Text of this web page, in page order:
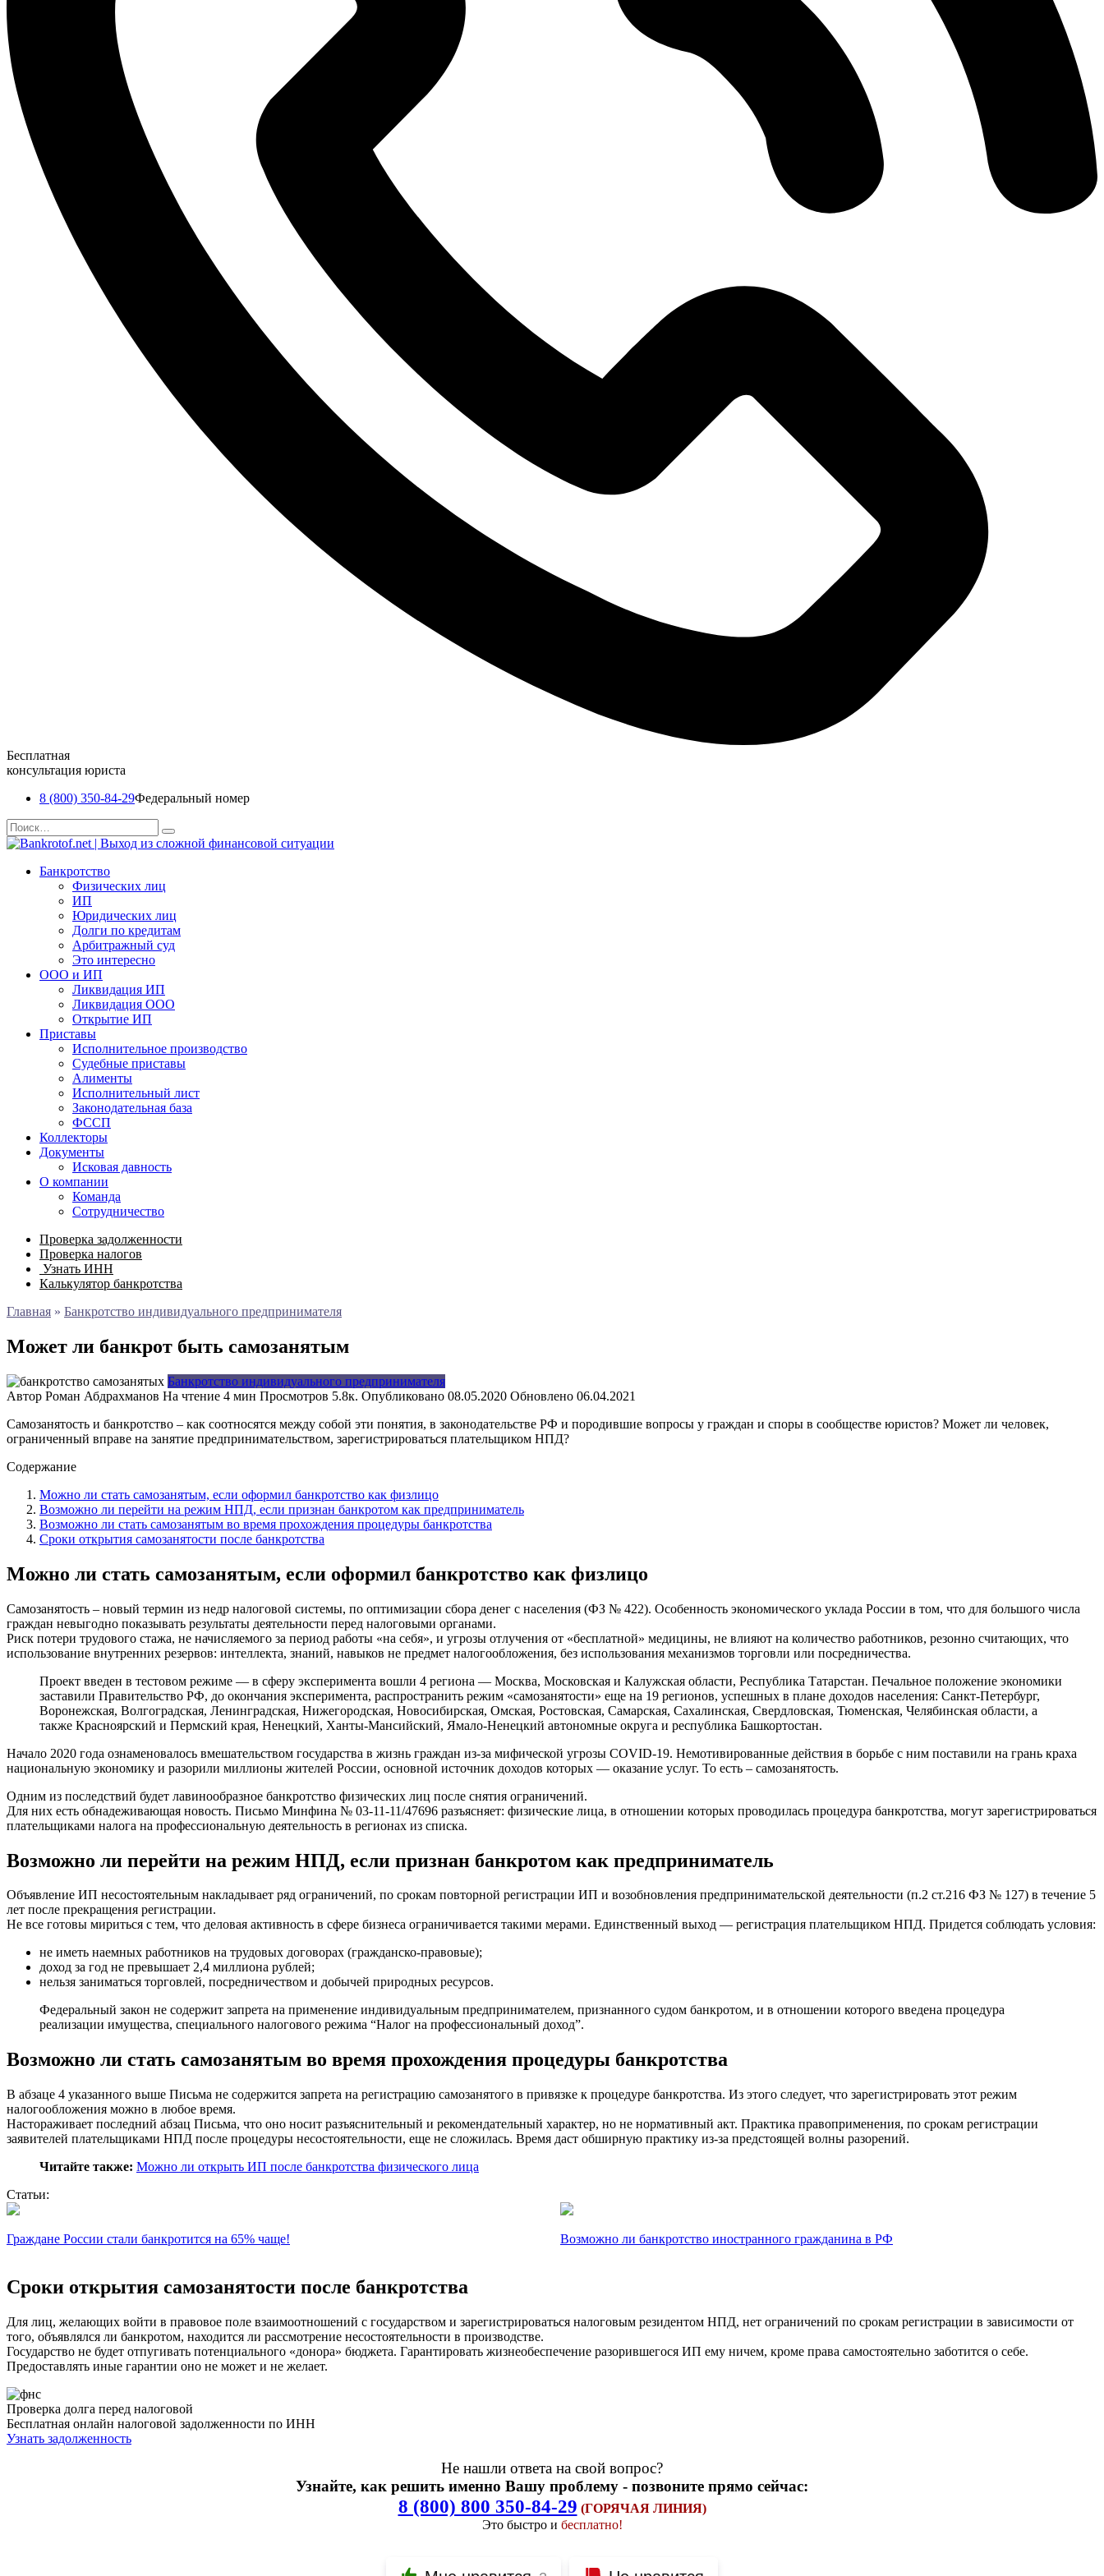
Бесплатная
консультация юриста
8 (800) 350-84-29Федеральный номер
Перейти
к
Search
for:
Банкротство
Физических лиц
ИП
Юридических лиц
Долги по кредитам
Арбитражный суд
Это интересно
ООО и ИП
Ликвидация ИП
Ликвидация ООО
Открытие ИП
Приставы
Исполнительное производство
Судебные приставы
Алименты
Исполнительный лист
Законодательная база
ФССП
Коллекторы
Документы
Исковая давность
О компании
Команда
Сотрудничество
Проверка задолженности
Проверка налогов
Узнать ИНН
Калькулятор банкротства
Главная » Банкротство индивидуального предпринимателя
Может ли банкрот быть самозанятым
Банкротство индивидуального предпринимателя
Автор Роман Абдрахманов На чтение 4 мин Просмотров 5.8к. Опубликовано 08.05.2020 Обновлено 06.04.2021
Самозанятость и банкротство – как соотносятся между собой эти понятия, в законодательстве РФ и породившие вопросы у граждан и споры в сообществе юристов? Может ли человек,
ограниченный вправе на занятие предпринимательством, зарегистрироваться плательщиком НПД?
Содержание
Можно ли стать самозанятым, если оформил банкротство как физлицо
Возможно ли перейти на режим НПД, если признан банкротом как предприниматель
Возможно ли стать самозанятым во время прохождения процедуры банкротства
Сроки открытия самозанятости после банкротства
Можно ли стать самозанятым, если оформил банкротство как физлицо
Самозанятость – новый термин из недр налоговой системы, по оптимизации сбора денег с населения (ФЗ № 422). Особенность экономического уклада России в том, что для большого числа
граждан невыгодно показывать результаты деятельности перед налоговыми органами.
Риск потери трудового стажа, не начисляемого за период работы «на себя», и угрозы отлучения от «бесплатной» медицины, не влияют на количество работников, резонно считающих, что
использование внутренних резервов: интеллекта, знаний, навыков не предмет налогообложения, без использования механизмов торговли или посредничества.
Проект введен в тестовом режиме — в сферу эксперимента вошли 4 региона — Москва, Московская и Калужская области, Республика Татарстан. Печальное положение экономики
заставили Правительство РФ, до окончания эксперимента, распространить режим «самозанятости» еще на 19 регионов, успешных в плане доходов населения: Санкт-Петербург,
Воронежская, Волгоградская, Ленинградская, Нижегородская, Новосибирская, Омская, Ростовская, Самарская, Сахалинская, Свердловская, Тюменская, Челябинская области, а
также Красноярский и Пермский края, Ненецкий, Ханты-Мансийский, Ямало-Ненецкий автономные округа и республика Башкортостан.
Начало 2020 года ознаменовалось вмешательством государства в жизнь граждан из-за мифической угрозы COVID-19. Немотивированные действия в борьбе с ним поставили на грань краха
национальную экономику и разорили миллионы жителей России, основной источник доходов которых — оказание услуг. То есть – самозанятость.
Одним из последствий будет лавинообразное банкротство физических лиц после снятия ограничений.
Для них есть обнадеживающая новость. Письмо Минфина № 03-11-11/47696 разъясняет: физические лица, в отношении которых проводилась процедура банкротства, могут зарегистрироваться
плательщиками налога на профессиональную деятельность в регионах из списка.
Возможно ли перейти на режим НПД, если признан банкротом как предприниматель
Объявление ИП несостоятельным накладывает ряд ограничений, по срокам повторной регистрации ИП и возобновления предпринимательской деятельности (п.2 ст.216 ФЗ № 127) в течение 5
лет после прекращения регистрации.
Не все готовы мириться с тем, что деловая активность в сфере бизнеса ограничивается такими мерами. Единственный выход — регистрация плательщиком НПД. Придется соблюдать условия:
не иметь наемных работников на трудовых договорах (гражданско-правовые);
доход за год не превышает 2,4 миллиона рублей;
нельзя заниматься торговлей, посредничеством и добычей природных ресурсов.
Федеральный закон не содержит запрета на применение индивидуальным предпринимателем, признанного судом банкротом, и в отношении которого введена процедура
реализации имущества, специального налогового режима “Налог на профессиональный доход”.
Возможно ли стать самозанятым во время прохождения процедуры банкротства
В абзаце 4 указанного выше Письма не содержится запрета на регистрацию самозанятого в привязке к процедуре банкротства. Из этого следует, что зарегистрировать этот режим
налогообложения можно в любое время.
Настораживает последний абзац Письма, что оно носит разъяснительный и рекомендательный характер, но не нормативный акт. Практика правоприменения, по срокам регистрации
заявителей плательщиками НПД после процедуры несостоятельности, еще не сложилась. Время даст обширную практику из-за предстоящей волны разорений.
Читайте также: Можно ли открыть ИП после банкротства физического лица
Статьи:
Граждане России стали банкротится на 65% чаще! Возможно ли банкротство иностранного гражданина в РФ
Сроки открытия самозанятости после банкротства
Для лиц, желающих войти в правовое поле взаимоотношений с государством и зарегистрироваться налоговым резидентом НПД, нет ограничений по срокам регистрации в зависимости от
того, объявлялся ли банкротом, находится ли рассмотрение несостоятельности в производстве.
Государство не будет отпугивать потенциального «донора» бюджета. Гарантировать жизнеобеспечение разорившегося ИП ему ничем, кроме права самостоятельно заботится о себе.
Предоставлять иные гарантии оно не может и не желает.
Проверка долга перед налоговой
Бесплатная онлайн налоговой задолженности по ИНН
Узнать задолженность
Не нашли ответа на свой вопрос?
Узнайте, как решить именно Вашу проблему - позвоните прямо сейчас:
8 (800) 800 350-84-29 (ГОРЯЧАЯ ЛИНИЯ)
Это быстро и бесплатно!